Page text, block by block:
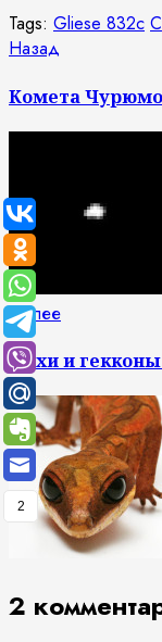
Tags: Gliese 832c
Продолжить
чтение
Назад
Комета
ДалееСледующая
Мухи и
2
2